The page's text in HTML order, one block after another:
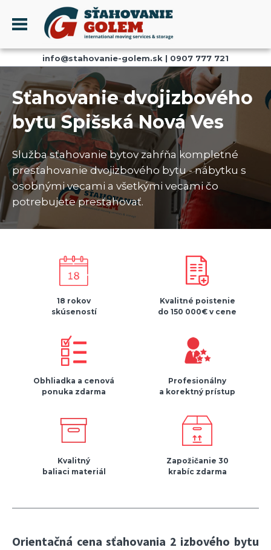
Menu
PROFIL
SŤAHOVANIE - SŤAHOVACIE SLUŽBY
DOPRAVA - DOPRAVNÉ SLUŽBY
AKCIE A ZĽAVY
SKLADOVANIE
REFERENCIE
CENNÍK
KONTAKT
info@stahovanie-golem.sk | 0907 777 721
Sťahovanie dvojizbového
bytu Spišská Nová Ves
Služba sťahovanie bytov zahŕňa kompletné
presťahovanie dvojizbového bytu - nábytku s
osobnými vecami a všetkými vecami čo
potrebujete presťahovať.
18 rokov
skúseností
Kvalitné poistenie
do 150 000€ v cene
Obhliadka a cenová
ponuka zdarma
Profesionálny
a korektný prístup
Kvalitný
baliaci materiál
Zapožičanie 30
krabíc zdarma
Orientačná cena sťahovania 2 izbového bytu